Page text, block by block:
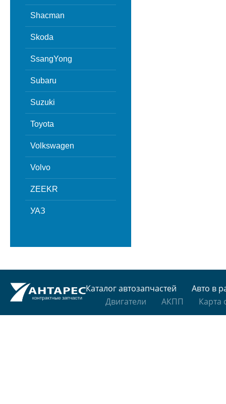
Shacman
Skoda
SsangYong
Subaru
Suzuki
Toyota
Volkswagen
Volvo
ZEEKR
УАЗ
Каталог автозапчастей
Авто в
Двигатели
АКПП Карта